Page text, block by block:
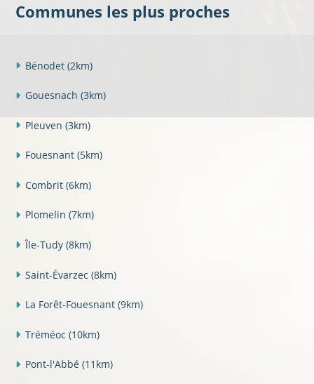
Communes les plus proches
Bénodet (2km)
Gouesnach (3km)
Pleuven (3km)
Fouesnant (5km)
Combrit (6km)
Plomelin (7km)
Île-Tudy (8km)
Saint-Évarzec (8km)
La Forêt-Fouesnant (9km)
Tréméoc (10km)
Pont-l'Abbé (11km)